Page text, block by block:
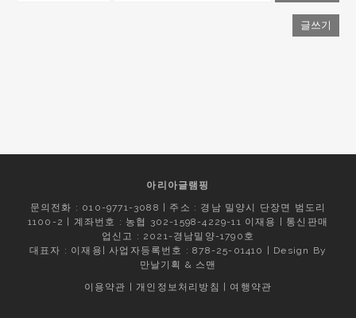
글쓰기
아리아글램핑
문의전화 : 010-9771-3088 | 주소 : 경남 밀양시 단장면 범도리
1100-2 | 계좌번호 : 농협 302-1598-4229-11 이재용 | 통신판매
업신고 : 2021-경남밀양-1790호
대표자 : 이재용| 사업자등록번호 : 878-25-01410 | Design By
만날기획
& 스맨
이용약관
|개인정보처리방침 여행약관